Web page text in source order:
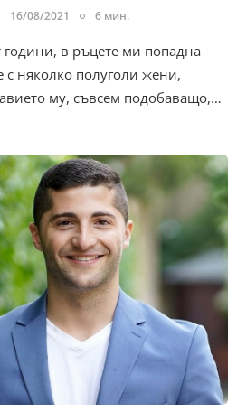
16/08/2021 6 мин.
години, в ръцете ми попадна
няколко полуголи жени,
му, съвсем подобаващо,…